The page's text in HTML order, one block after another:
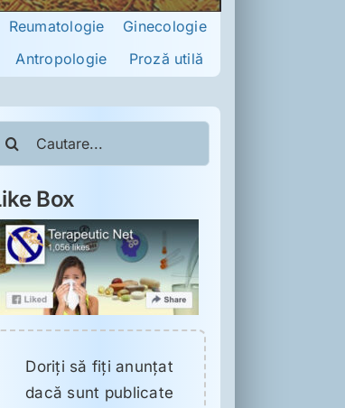
Reumatologie
Ginecologie
Antropologie Proză utilă
Box
Doriţi să fiţi anunţat
dacă sunt publicate